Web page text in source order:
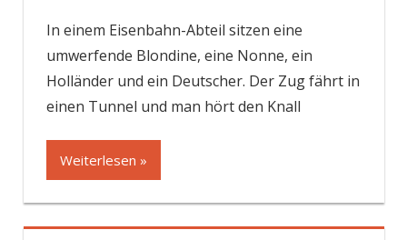
In einem Eisenbahn-Abteil sitzen eine
umwerfende Blondine, eine Nonne, ein
Holländer und ein Deutscher. Der Zug fährt in
einen Tunnel und man hört den Knall
Weiterlesen »